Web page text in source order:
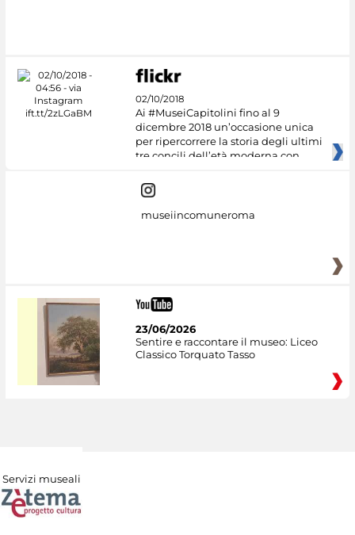
02/10/2018
Ai #MuseiCapitolini fino al 9
dicembre 2018 un’occasione unica
per ripercorrere la storia degli ultimi
tre concili dell’età moderna con
museiincomuneroma
23/06/2026
Sentire e raccontare il museo: Liceo
Classico Torquato Tasso
Servizi museali